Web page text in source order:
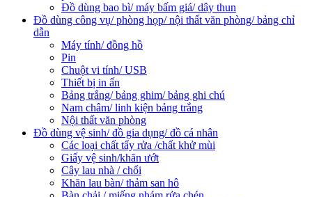
Đồ dùng bao bì/ máy bấm giá/ dây thun
Đồ dùng công vụ/ phòng họp/ nội thất văn phòng/ bảng chỉ
dẫn
Máy tính/ đồng hồ
Pin
Chuột vi tính/ USB
Thiết bị in ấn
Bảng trắng/ bảng ghim/ bảng ghi chú
Nam châm/ linh kiện bảng trắng
Nội thất văn phòng
Đồ dùng vệ sinh/ đồ gia dụng/ đồ cá nhân
Các loại chất tẩy rửa /chất khử mùi
Giấy vệ sinh/khăn ướt
Cây lau nhà / chổi
Khăn lau bàn/ thảm san hô